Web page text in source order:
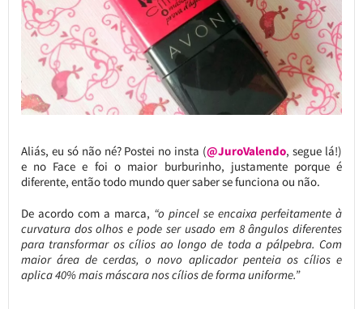
Aliás, eu só não né? Postei no insta (@JuroValendo, segue lá!)
e no Face e foi o maior burburinho, justamente porque é
diferente, então todo mundo quer saber se funciona ou não.
De acordo com a marca, “o pincel se encaixa perfeitamente à
curvatura dos olhos e pode ser usado em 8 ângulos diferentes
para transformar os cílios ao longo de toda a pálpebra. Com
maior área de cerdas, o novo aplicador penteia os cílios e
aplica 40% mais máscara nos cílios de forma uniforme.”